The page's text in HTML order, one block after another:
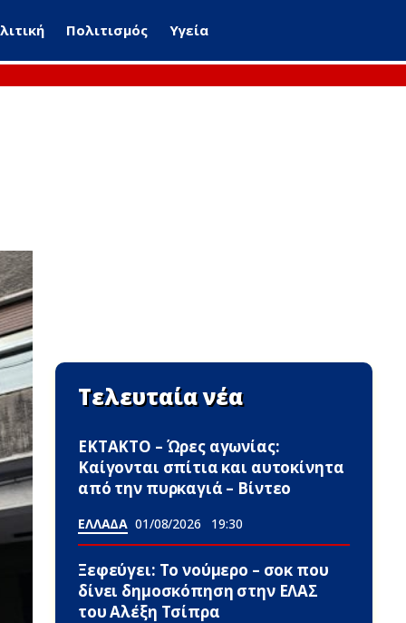
Πολιτισμός Υγεία
Τελευταία νέα
ΕΚΤΑΚΤΟ – Ώρες αγωνίας:
Καίγονται σπίτια και αυτοκίνητα
από την πυρκαγιά – Βίντεο
ΕΛΛΑΔΑ 01/08/2026 19:30
Ξεφεύγει: Το νούμερο – σοκ που
δίνει δημοσκόπηση στην ΕΛΑΣ
του Αλέξη Τσίπρα